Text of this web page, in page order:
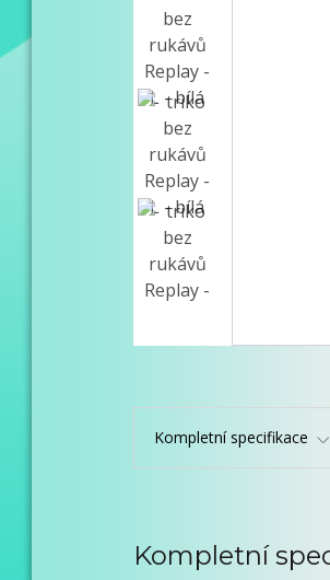
Kompletní specifikace
Kompletní